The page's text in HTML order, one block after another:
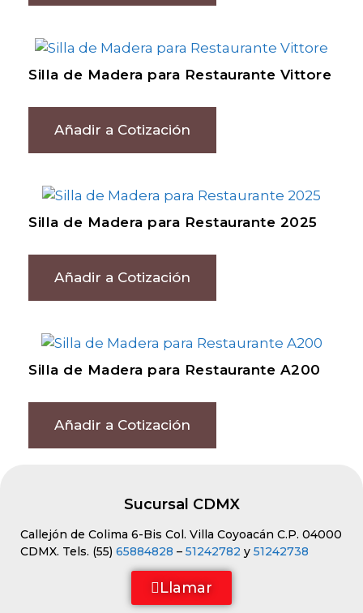
Silla de Madera para Restaurante Vittore
Añadir a Cotización
Silla de Madera para Restaurante 2025
Añadir a Cotización
Silla de Madera para Restaurante A200
Añadir a Cotización
Sucursal CDMX
Callejón de Colima 6-Bis Col. Villa Coyoacán C.P. 04000
CDMX. Tels. (55) 65884828 – 51242782 y 51242738
Llamar